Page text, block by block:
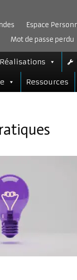
Espace
Mot de passe perdu
Réalisations
Ressources